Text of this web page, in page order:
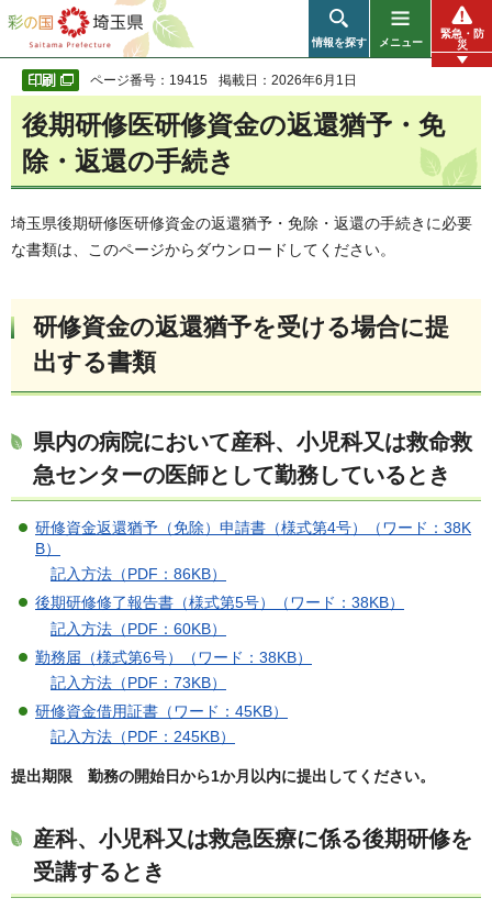
彩の国 埼玉県
情報を探す メニュー
緊急・防
災
ページ番号：19415 掲載日：2026年6月1日
後期研修医研修資金の返還猶予・免
除・返還の手続き
埼玉県後期研修医研修資金の返還猶予・免除・返還の手続きに必要
な書類は、このページからダウンロードしてください。
研修資金の返還猶予を受ける場合に提
出する書類
県内の病院において産科、小児科又は救命救
急センターの医師として勤務しているとき
研修資金返還猶予（免除）申請書（様式第4号）（ワード：38K
B）
記入方法（PDF：86KB）
後期研修修了報告書（様式第5号）（ワード：38KB）
記入方法（PDF：60KB）
勤務届（様式第6号）（ワード：38KB）
記入方法（PDF：73KB）
研修資金借用証書（ワード：45KB）
記入方法（PDF：245KB）
提出期限 勤務の開始日から1か月以内に提出してください。
産科、小児科又は救急医療に係る後期研修を
受講するとき